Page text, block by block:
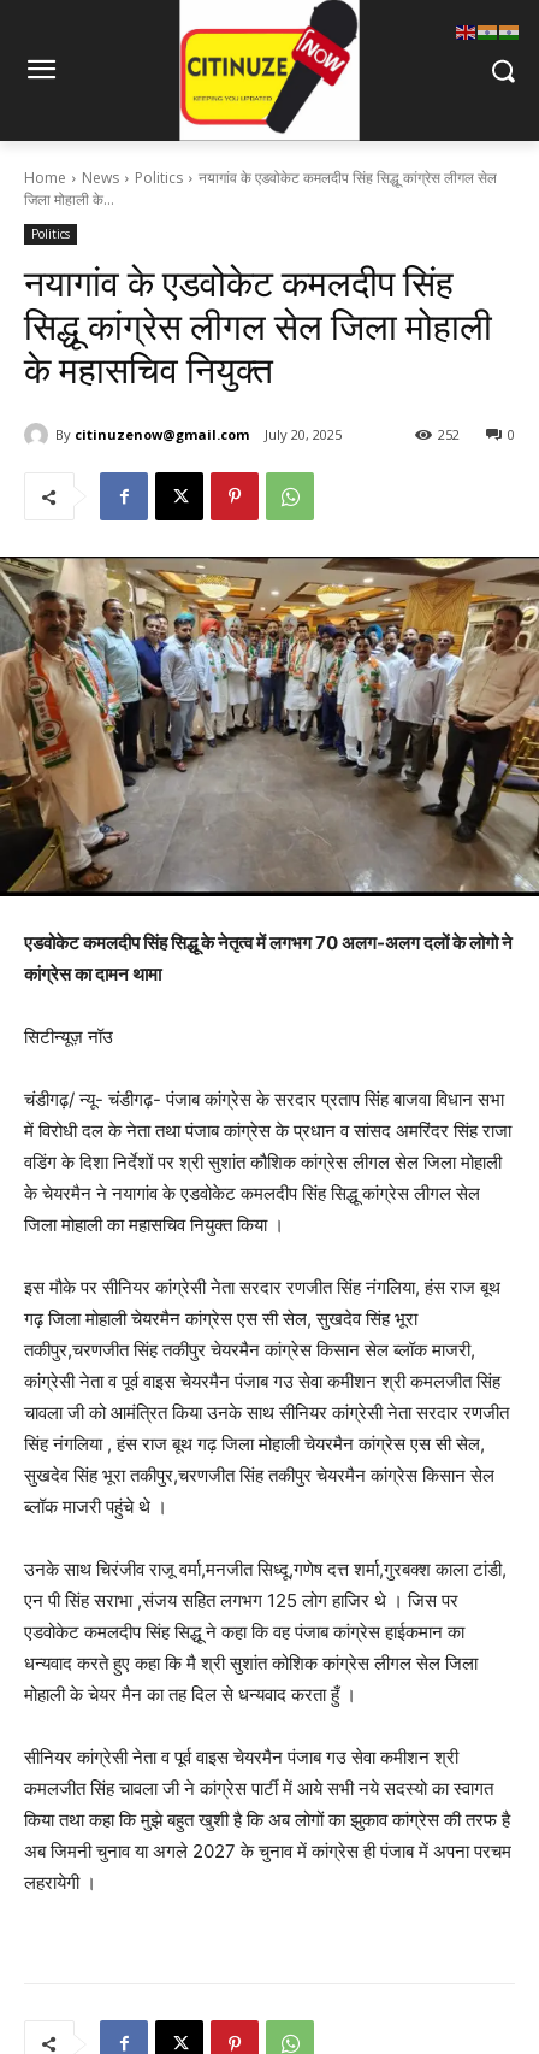
Home News Politics
नयागांव के एडवोकेट कमलदीप सिंह सिद्धू कांग्रेस लीगल सेल
जिला मोहाली के...
Politics
नयागांव के एडवोकेट कमलदीप सिंह
सिद्धू कांग्रेस लीगल सेल जिला मोहाली
के महासचिव नियुक्त
By citinuzenow@gmail.com July 20, 2025 0
252
एडवोकेट कमलदीप सिंह सिद्धू के नेतृत्व में लगभग 70 अलग-अलग दलों के लोगो ने
कांग्रेस का दामन थामा
सिटीन्यूज़ नॉउ
चंडीगढ़/ न्यू- चंडीगढ़- पंजाब कांग्रेस के सरदार प्रताप सिंह बाजवा विधान सभा
में विरोधी दल के नेता तथा पंजाब कांग्रेस के प्रधान व सांसद अमरिंदर सिंह राजा
वडिंग के दिशा निर्देशों पर श्री सुशांत कौशिक कांग्रेस लीगल सेल जिला मोहाली
के चेयरमैन ने नयागांव के एडवोकेट कमलदीप सिंह सिद्धू कांग्रेस लीगल सेल
जिला मोहाली का महासचिव नियुक्त किया ।
इस मौके पर सीनियर कांग्रेसी नेता सरदार रणजीत सिंह नंगलिया, हंस राज बूथ
गढ़ जिला मोहाली चेयरमैन कांग्रेस एस सी सेल, सुखदेव सिंह भूरा
तकीपुर,चरणजीत सिंह तकीपुर चेयरमैन कांग्रेस किसान सेल ब्लॉक माजरी,
कांग्रेसी नेता व पूर्व वाइस चेयरमैन पंजाब गउ सेवा कमीशन श्री कमलजीत सिंह
चावला जी को आमंत्रित किया उनके साथ सीनियर कांग्रेसी नेता सरदार रणजीत
सिंह नंगलिया , हंस राज बूथ गढ़ जिला मोहाली चेयरमैन कांग्रेस एस सी सेल,
सुखदेव सिंह भूरा तकीपुर,चरणजीत सिंह तकीपुर चेयरमैन कांग्रेस किसान सेल
ब्लॉक माजरी पहुंचे थे ।
उनके साथ चिरंजीव राजू वर्मा,मनजीत सिध्दू,गणेष दत्त शर्मा,गुरबक्श काला टांडी,
एन पी सिंह सराभा ,संजय सहित लगभग 125 लोग हाजिर थे । जिस पर
एडवोकेट कमलदीप सिंह सिद्धू ने कहा कि वह पंजाब कांग्रेस हाईकमान का
धन्यवाद करते हुए कहा कि मै श्री सुशांत कोशिक कांग्रेस लीगल सेल जिला
मोहाली के चेयर मैन का तह दिल से धन्यवाद करता हुँ ।
सीनियर कांग्रेसी नेता व पूर्व वाइस चेयरमैन पंजाब गउ सेवा कमीशन श्री
कमलजीत सिंह चावला जी ने कांग्रेस पार्टी में आये सभी नये सदस्यो का स्वागत
किया तथा कहा कि मुझे बहुत खुशी है कि अब लोगों का झुकाव कांग्रेस की तरफ है
अब जिमनी चुनाव या अगले 2027 के चुनाव में कांग्रेस ही पंजाब में अपना परचम
लहरायेगी ।